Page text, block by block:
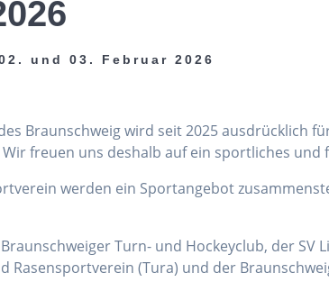
und 03. Februar 2026
Braunschweig wird seit 2025 ausdrücklich
freuen uns deshalb auf ein sportliches und
werden ein Sportangebot
Turn- und Hockeyclub, der SV
Rasensportverein (Tura) und der